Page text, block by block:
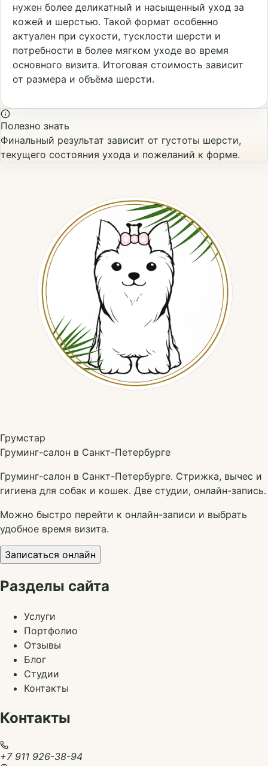
нужен более деликатный и насыщенный уход за
кожей и шерстью. Такой формат особенно
актуален при сухости, тусклости шерсти и
потребности в более мягком уходе во время
основного визита. Итоговая стоимость зависит
от размера и объёма шерсти.
Полезно знать
Финальный результат зависит от густоты шерсти,
текущего состояния ухода и пожеланий к форме.
Грумстар
Груминг-салон в Санкт-Петербурге
Груминг-салон в Санкт-Петербурге. Стрижка, вычес и
гигиена для собак и кошек. Две студии, онлайн-запись.
Можно быстро перейти к онлайн-записи и выбрать
удобное время визита.
Записаться онлайн
Разделы сайта
Услуги
Портфолио
Отзывы
Блог
Студии
Контакты
Контакты
+7 911 926-38-94